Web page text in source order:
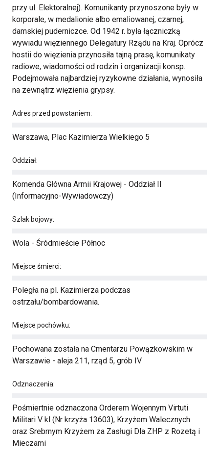
przy ul. Elektoralnej). Komunikanty przynoszone były w
korporale, w medalionie albo emaliowanej, czarnej,
damskiej puderniczce. Od 1942 r. była łączniczką
wywiadu więziennego Delegatury Rządu na Kraj. Oprócz
hostii do więzienia przynosiła tajną prasę, komunikaty
radiowe, wiadomości od rodzin i organizacji konsp.
Podejmowała najbardziej ryzykowne działania, wynosiła
na zewnątrz więzienia grypsy.
Adres przed powstaniem:
Warszawa, Plac Kazimierza Wielkiego 5
Oddział:
Komenda Główna Armii Krajowej - Oddział II
(Informacyjno-Wywiadowczy)
Szlak bojowy:
Wola - Śródmieście Północ
Miejsce śmierci:
Poległa na pl. Kazimierza podczas
ostrzału/bombardowania.
Miejsce pochówku:
Pochowana została na Cmentarzu Powązkowskim w
Warszawie - aleja 211, rząd 5, grób IV
Odznaczenia:
Pośmiertnie odznaczona Orderem Wojennym Virtuti
Militari V kl (Nr krzyża 13603), Krzyżem Walecznych
oraz Srebrnym Krzyżem za Zasługi Dla ZHP z Rozetą i
Mieczami